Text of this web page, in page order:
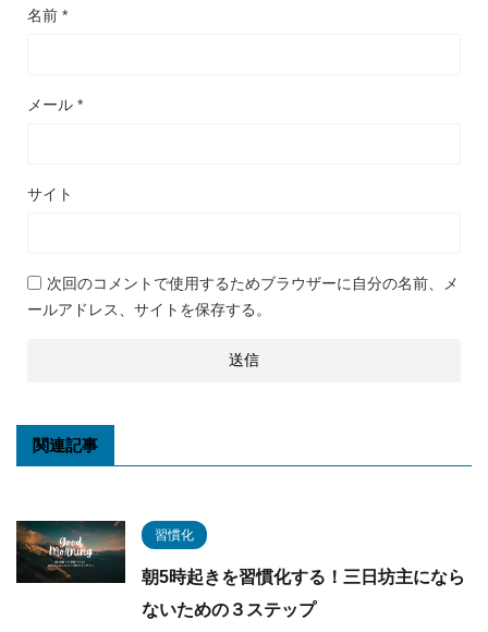
名前 *
メール *
サイト
次回のコメントで使用するためブラウザーに自分の名前、メ
ールアドレス、サイトを保存する。
関連記事
習慣化
朝5時起きを習慣化する！三日坊主になら
ないための３ステップ